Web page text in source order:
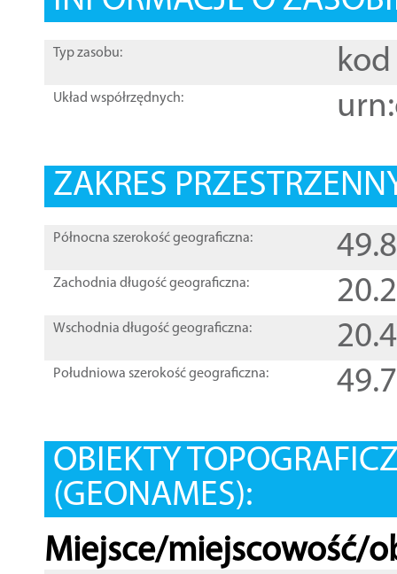
Typ zasobu: kod
Układ współrzędnych:
ZAKRES
Północna szerokość geograficzna:
Zachodnia długość geograficzna:
Wschodnia długość geograficzna:
Południowa szerokość geograficzna:
OBIEKTY
(GEONAMES):
Miejsce/miejscowość/